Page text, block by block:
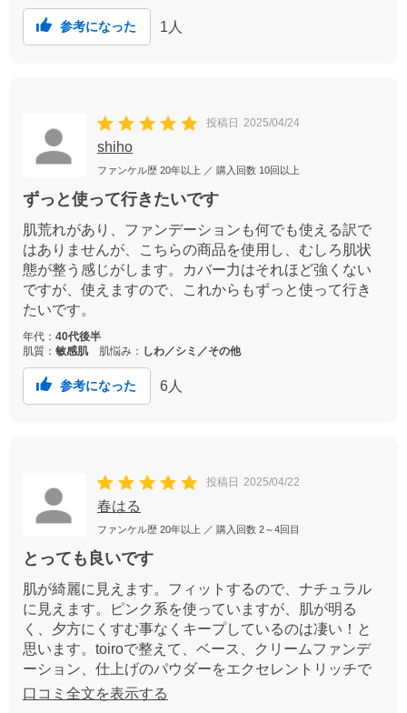
参考になった 1 人
投稿日 2025/04/24
shiho
ファンケル歴 20年以上 ／ 購入回数 10回以上
ずっと使って行きたいです
肌荒れがあり、ファンデーションも何でも使える訳で
はありませんが、こちらの商品を使用し、むしろ肌状
態が整う感じがします。カバー力はそれほど強くない
ですが、使えますので、これからもずっと使って行き
たいです。
年代： 40代後半
肌質： 敏感肌 肌悩み： しわ／シミ／その他
参考になった 6 人
投稿日 2025/04/22
春はる
ファンケル歴 20年以上 ／ 購入回数 2～4回目
とっても良いです
肌が綺麗に見えます。フィットするので、ナチュラル
に見えます。ピンク系を使っていますが、肌が明る
く、夕方にくすむ事なくキープしているのは凄い！と
思います。toiroで整えて、ベース、クリームファンデ
ーション、仕上げのパウダーをエクセレントリッチで
揃えています。肌の調子がいいです。
口コミ全文を表示する